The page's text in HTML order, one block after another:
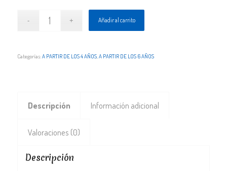
Añadir al carrito
Categorías:A PARTIR DE LOS 4 AÑOS,A PARTIR DE LOS 6 AÑOS
Descripción Información adicional
Valoraciones (0)
Descripción